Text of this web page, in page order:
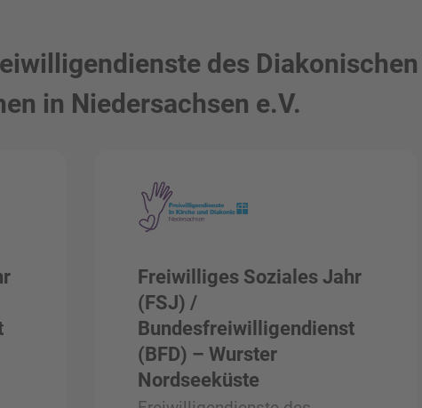
des
in Niedersachsen e.V.
Freiwilliges Soziales Jahr
(FSJ) /
Bundesfreiwilligendienst
(BFD) – Wurster
Nordseeküste